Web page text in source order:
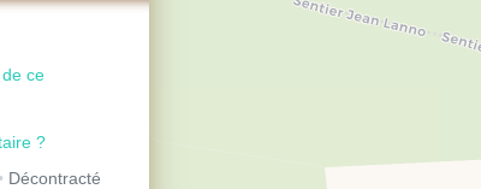
ce
?
Décontracté